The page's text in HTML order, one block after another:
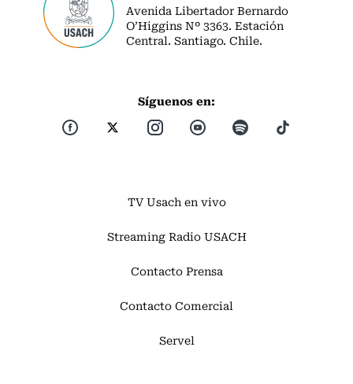
Avenida Libertador Bernardo
O’Higgins Nº 3363. Estación
Central. Santiago. Chile.
Síguenos en:
TV Usach en vivo
Streaming Radio USACH
Contacto Prensa
Contacto Comercial
Servel